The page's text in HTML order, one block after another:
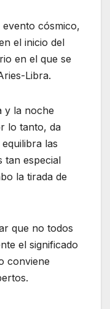
cósmico,
el inicio del
en el que se
Libra.
y la noche
lo tanto, da
las
tan especial
la tirada de
que no todos
el significado
conviene